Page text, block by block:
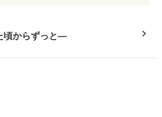
のようになかったけれど、
らないですね。
なので、
すが、
頃からずっと―